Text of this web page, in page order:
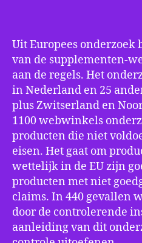
Uit Europees onderzoek
van de supplementen-
aan de regels. Het
in Nederland en 25
plus Zwitserland en
1100 webwinkels
producten die niet
eisen. Het gaat om
wettelijk in de EU zijn
producten met niet
claims. In 440 gevallen
door de controlerende
aanleiding van dit